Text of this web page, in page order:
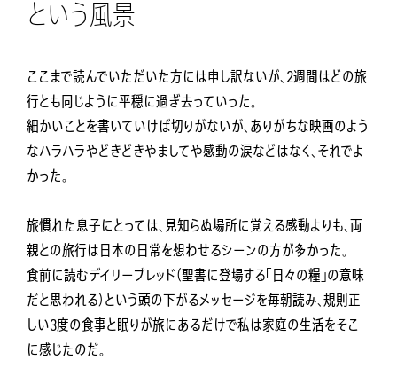
という風景
ここまで読んでいただいた方には申し訳ないが、2週間はどの旅
行とも同じように平穏に過ぎ去っていった。
細かいことを書いていけば切りがないが、ありがちな映画のよう
なハラハラやどきどきやましてや感動の涙などはなく、それでよ
かった。
旅慣れた息子にとっては、見知らぬ場所に覚える感動よりも、両
親との旅行は日本の日常を想わせるシーンの方が多かった。
食前に読むデイリーブレッド（聖書に登場する「日々の糧」の意味
だと思われる）という頭の下がるメッセージを毎朝読み、規則正
しい3度の食事と眠りが旅にあるだけで私は家庭の生活をそこ
に感じたのだ。